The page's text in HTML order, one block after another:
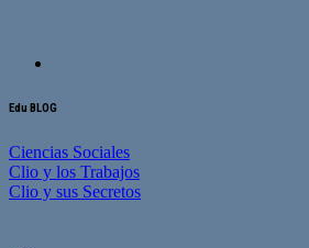
Edu BLOG
Ciencias Sociales
Clio y los Trabajos
Clio y sus Secretos